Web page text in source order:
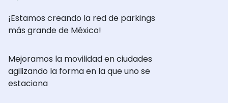
¡Estamos creando la red de parkings
más grande de México!
Mejoramos la movilidad en ciudades
agilizando la forma en la que uno se
estaciona